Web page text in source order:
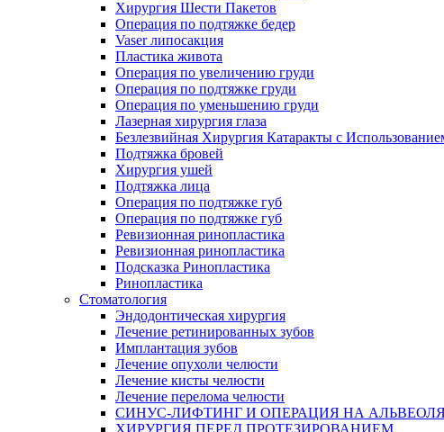
Хирургия Шести Пакетов
Операция по подтяжке бедер
Vaser липосакция
Пластика живота
Операция по увеличению груди
Операция по подтяжке груди
Операция по уменьшению груди
Лазерная хирургия глаза
Безлезвийная Хирургия Катаракты с
Подтяжка бровей
Хирургия ушей
Подтяжка лица
Операция по подтяжке губ
Операция по подтяжке губ
Ревизионная ринопластика
Ревизионная ринопластика
Подсказка Ринопластика
Ринопластика
Стоматология
Эндодонтическая хирургия
Лечение ретинированных зубов
Имплантация зубов
Лечение опухоли челюсти
Лечение кисты челюсти
Лечение перелома челюсти
СИНУС-ЛИФТИНГ И ОПЕРАЦИЯ НА